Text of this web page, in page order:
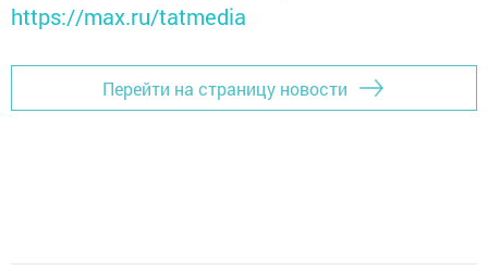
https://max.ru/tatmedia
Перейти на страницу новости